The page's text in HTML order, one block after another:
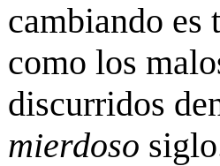
cambiando es
como los
discurridos
mierdoso